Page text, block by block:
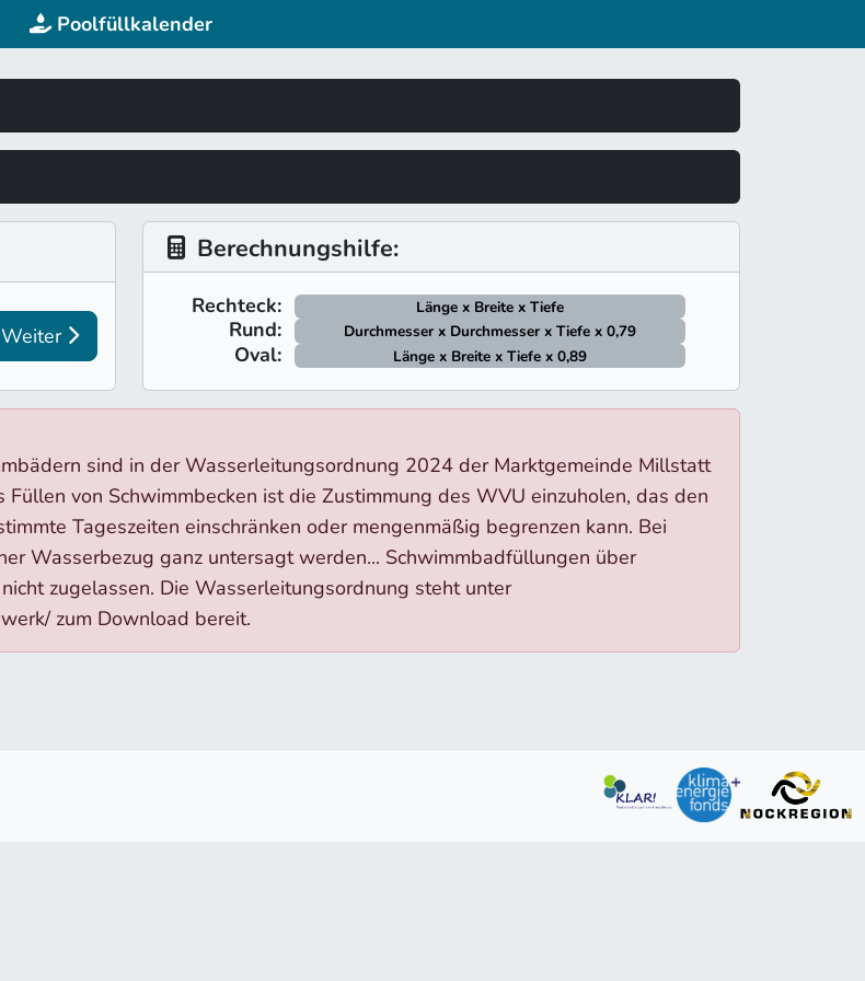
Poolfüllkalender
Weiter
Berechnungshilfe:
Rechteck: Länge x Breite x Tiefe
Rund: Durchmesser x Durchmesser x Tiefe x 0,79
Oval: Länge x Breite x Tiefe x 0,89
sind in der Wasserleitungsordnung 2024 der Marktgemeinde Millstatt
von Schwimmbecken ist die Zustimmung des WVU einzuholen, das den
Tageszeiten einschränken oder mengenmäßig begrenzen kann. Bei
Wasserbezug ganz untersagt werden... Schwimmbadfüllungen über
zugelassen. Die Wasserleitungsordnung steht unter
zum Download bereit.